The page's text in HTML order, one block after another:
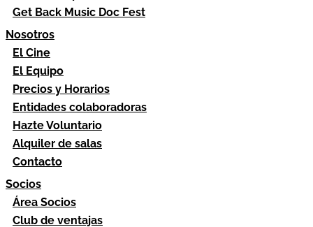
Get Back Music Doc Fest
Nosotros
El Cine
El Equipo
Precios y Horarios
Entidades colaboradoras
Hazte Voluntario
Alquiler de salas
Contacto
Socios
Área Socios
Club de ventajas